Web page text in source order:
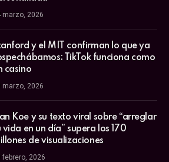
marzo, 2026
y el MIT confirman lo que ya
TikTok funciona como
casino
marzo, 2026
Koe y su texto viral sobre “arreglar
vida en un día” supera los 170
de visualizaciones
febrero, 2026